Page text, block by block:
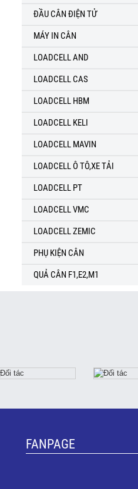
ĐẦU CÂN ĐIỆN TỬ
MÁY IN CÂN
LOADCELL AND
LOADCELL CAS
LOADCELL HBM
LOADCELL KELI
LOADCELL MAVIN
LOADCELL Ô TÔ,XE TẢI
LOADCELL PT
LOADCELL VMC
LOADCELL ZEMIC
PHỤ KIỆN CÂN
QUẢ CÂN F1,E2,M1
FANPAGE